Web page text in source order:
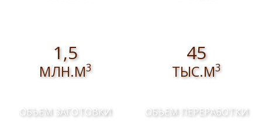
1,5
МЛН.М3
ОБЪЕМ ЗАГОТОВКИ
45
ТЫС.М3
ОБЪЕМ ПЕРЕРАБОТКИ